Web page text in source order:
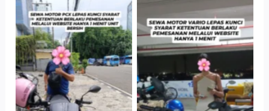
Antar Jemput
Kendaraan
Cityplaza
Jatinegara Gedung
Parkir P6A